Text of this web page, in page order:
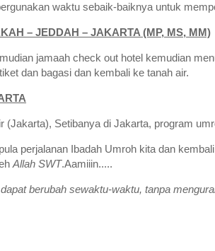
waktu sebaik-baiknya untuk
– JEDDAH – JAKARTA (MP, MS, MM)
jamaah check out hotel kemudian
dan bagasi dan kembali ke tanah air.
(Jakarta), Setibanya di Jakarta, program
perjalanan Ibadah Umroh kita dan
Allah SWT.Aamiiin.....
berubah sewaktu-waktu, tanpa